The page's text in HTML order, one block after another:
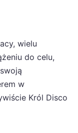
wielu
do celu,
w
Król Disco